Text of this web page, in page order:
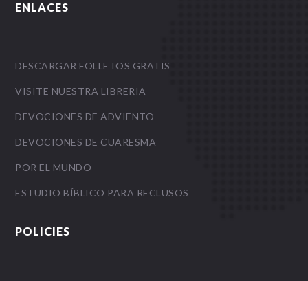
ENLACES
DESCARGAR FOLLETOS GRATIS
VISITE NUESTRA LIBRERIA
DEVOCIONES DE ADVIENTO
DEVOCIONES DE CUARESMA
POR EL MUNDO
ESTUDIO BÍBLICO PARA RECLUSOS
POLICIES